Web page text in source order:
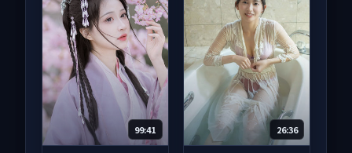
99:41 26:36